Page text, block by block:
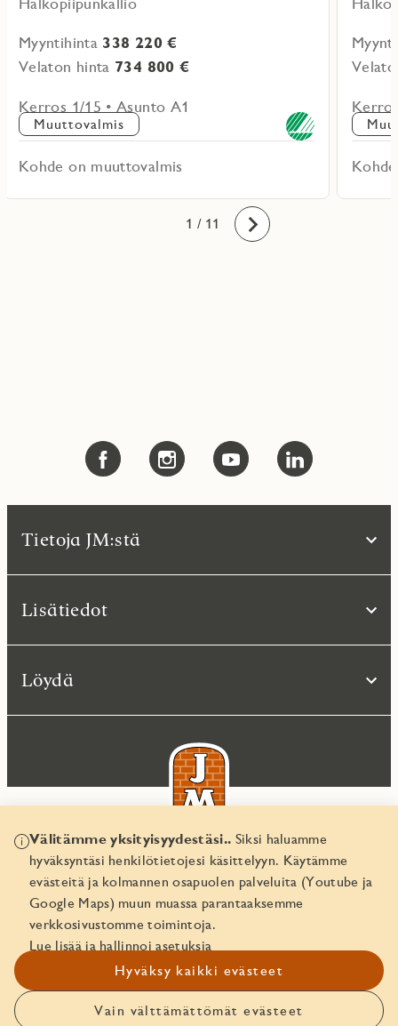
Ota yhteyttä!
Myyntihinta 338 220 €
Velaton hinta 734 800 €
Kerros 1/15 • Asunto A1
Muuttovalmis
Kohde on muuttovalmis
1
2
3
4
5
6
7
8
9
10
11 / 11 Eteenpäin
Välitämme yksityisyydestäsi.. Siksi haluamme
hyväksyntäsi henkilötietojesi käsittelyyn. Käytämme
evästeitä ja kolmannen osapuolen palveluita (Youtube ja
Google Maps) muun muassa parantaaksemme
verkkosivustomme toimintoja.
Lue lisää ja hallinnoi asetuksia
Hyväksy kaikki evästeet
Vain välttämättömät evästeet
Tietoja JM:stä
Lisätiedot
Löydä
© JM Suomi OY 2026
Yritystunnus 1974161-8